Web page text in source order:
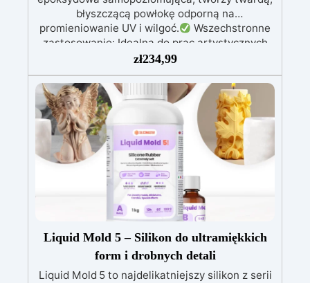
błyszczącą powłokę odporną na
promieniowanie UV i wilgoć.
Wszechstronne
zastosowanie: Idealna do prac artystycznych
(fluid-art), pokrywania powierzchni, efektów 3D
oraz mocowania elementów dekoracyjnych,
takich jak kamień i szkło.
Dane techniczne:
Stosunek mieszania 100:66, katalizowanie w
ciągu 6 godzin w temperaturze 30°C,
kompatybilna z pigmentami w proszku i
barwnikami na bazie alkoholu.
Gratis w
zestawie: Zestaw 10 neonowych kolorów oraz
płótno bawełniane (Śr. 20 cm lub 20x20 cm) do
malowania i dekoracji.
Ważna uwaga: Unikać
powierzchni wilgotnych i barwników na bazie
wody. W razie krystalizacji w niskiej
temperaturze podgrzać do 50°C.
zł234,99
Liquid Mold 5 – Silikon do ultramiękkich
form i drobnych detali
Liquid Mold 5 to najdelikatniejszy silikon z serii